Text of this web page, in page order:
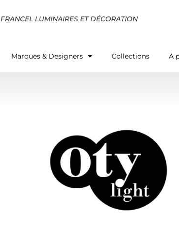
FRANCEL LUMINAIRES ET DÉCORATION
Marques & Designers Collections A